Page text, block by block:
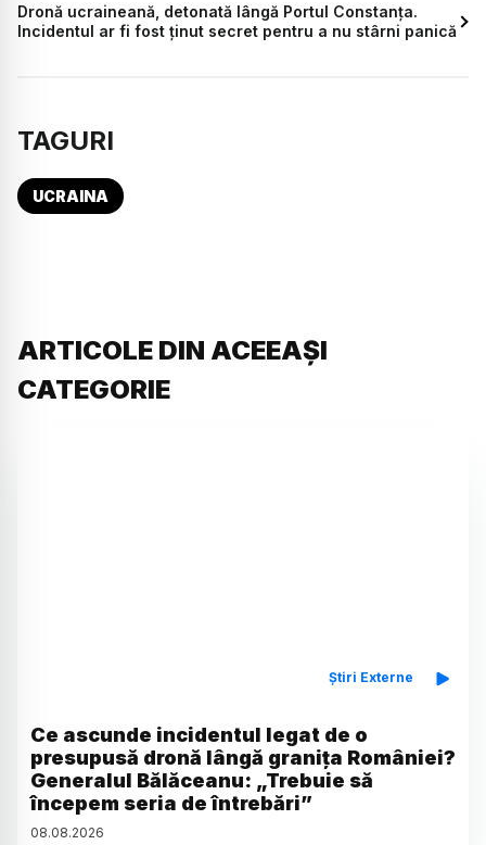
Dronă ucraineană, detonată lângă Portul Constanța.
Incidentul ar fi fost ținut secret pentru a nu stârni panică
TAGURI
UCRAINA
ARTICOLE DIN ACEEAȘI
CATEGORIE
Știri Externe
Ce ascunde incidentul legat de o
presupusă dronă lângă granița României?
Generalul Bălăceanu: „Trebuie să
începem seria de întrebări”
08.08.2026